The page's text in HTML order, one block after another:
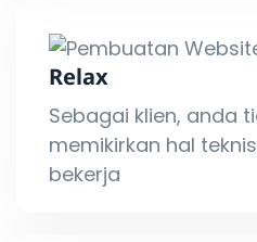
Relax
Sebagai klien, anda
memikirkan hal
bekerja